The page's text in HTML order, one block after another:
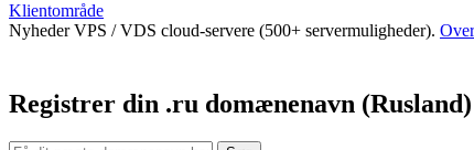
Klientområde
Nyheder VPS / VDS cloud-servere (500+ servermuligheder).
Registrer din .ru domænenavn (Rusland)